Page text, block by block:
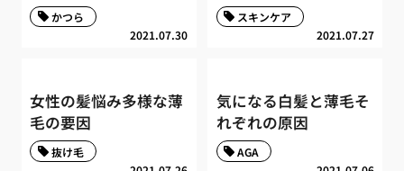
2021.07.30
かつら
2021.07.27
スキンケア
女性の髪悩み多様な薄
毛の要因
抜け毛
気になる白髪と薄毛そ
れぞれの原因
AGA